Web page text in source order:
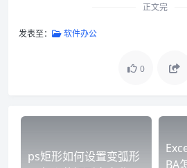
正文完
发表至： 软件办公
0
ps矩形如何设置变弧形
BA